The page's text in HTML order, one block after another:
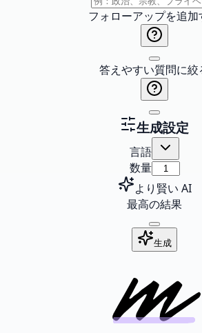
フォローアップを追加
答えやすい質問に絞
生成設定
言語
数量
より賢い AI
最高の結果
生成